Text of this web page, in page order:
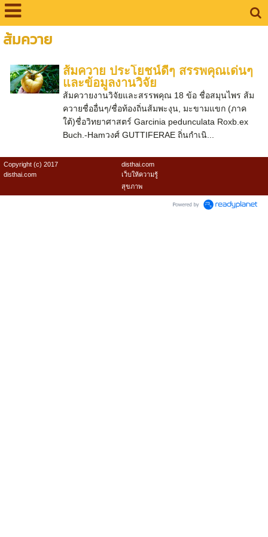
ส้มควาย
ส้มควาย ประโยชน์ดีๆ สรรพคุณเด่นๆ
และข้อมูลงานวิจัย
ส้มควายงานวิจัยและสรรพคุณ 18 ข้อ ชื่อสมุนไพร ส้ม
ควายชื่ออื่นๆ/ชื่อท้องถิ่นส้มพะงุน, มะขามแขก (ภาค
ใต้)ชื่อวิทยาศาสตร์ Garcinia pedunculata Roxb.ex
Buch.-Hamวงศ์ GUTTIFERAE ถิ่นกำเนิ...
Copyright (c) 2017
disthai.com
disthai.com
เว็บให้ความรู้
สุขภาพ